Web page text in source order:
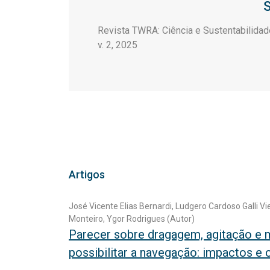
Revista TWRA: Ciência e
v. 2, 2025
Artigos
José Vicente Elias Bernardi, Ludgero Cardoso Galli
Monteiro, Ygor Rodrigues (Autor)
Parecer sobre dragagem, agitação e
possibilitar a navegação: impactos e